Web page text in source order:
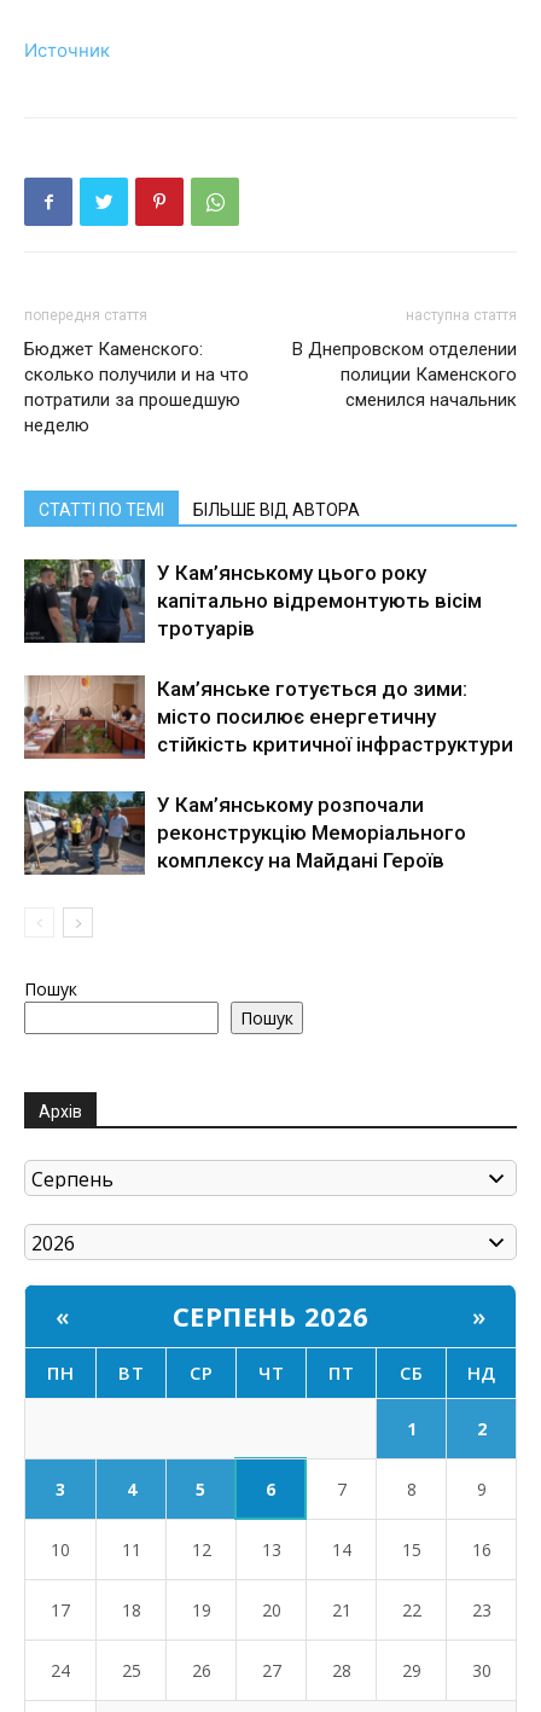
Источник
попередня стаття
Бюджет Каменского:
сколько получили и на что
потратили за прошедшую
неделю
наступна стаття
В Днепровском отделении
полиции Каменского
сменился начальник
СТАТТІ ПО ТЕМІ БІЛЬШЕ ВІД АВТОРА
У Кам’янському цього року
капітально відремонтують вісім
тротуарів
Кам’янське готується до зими:
місто посилює енергетичну
стійкість критичної інфраструктури
У Кам’янському розпочали
реконструкцію Меморіального
комплексу на Майдані Героїв
Пошук
Пошук
Архів
« СЕРПЕНЬ 2026 »
ПН ВТ СР ЧТ ПТ СБ НД
1 2
3 4 5 6 7 8 9
10 11 12 13 14 15 16
17 18 19 20 21 22 23
24 25 26 27 28 29 30